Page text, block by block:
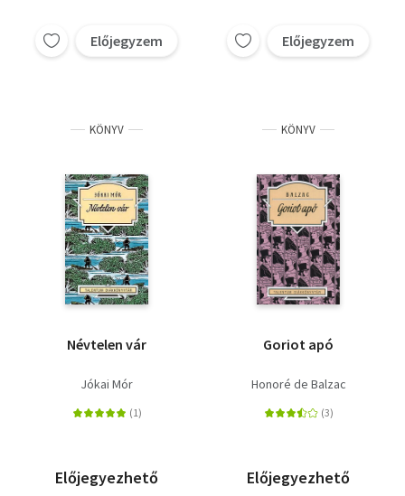
Előjegyzem Előjegyzem
KÖNYV
Névtelen vár
Jókai Mór
Előjegyezhető
KÖNYV
Goriot apó
Honoré de Balzac
Előjegyezhető